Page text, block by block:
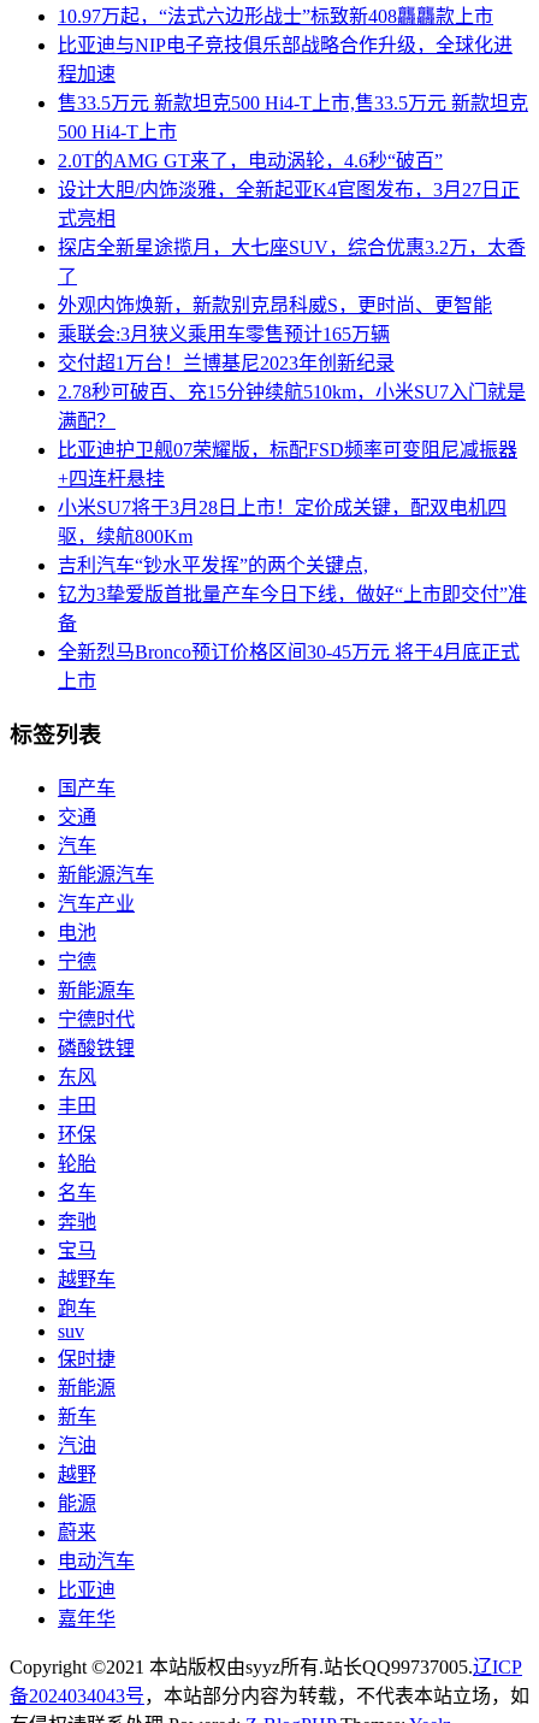
10.97万起，“法式六边形战士”标致新408龘龘款上市
比亚迪与NIP电子竞技俱乐部战略合作升级，全球化进
程加速
售33.5万元 新款坦克500 Hi4-T上市,售33.5万元 新款坦克
500 Hi4-T上市
2.0T的AMG GT来了，电动涡轮，4.6秒“破百”
设计大胆/内饰淡雅，全新起亚K4官图发布，3月27日正
式亮相
探店全新星途揽月，大七座SUV，综合优惠3.2万，太香
了
外观内饰焕新，新款别克昂科威S，更时尚、更智能
乘联会:3月狭义乘用车零售预计165万辆
交付超1万台！兰博基尼2023年创新纪录
2.78秒可破百、充15分钟续航510km，小米SU7入门就是
满配？
比亚迪护卫舰07荣耀版，标配FSD频率可变阻尼减振器
+四连杆悬挂
小米SU7将于3月28日上市！定价成关键，配双电机四
驱，续航800Km
吉利汽车“钞水平发挥”的两个关键点,
钇为3挚爱版首批量产车今日下线，做好“上市即交付”准
备
全新烈马Bronco预订价格区间30-45万元 将于4月底正式
上市
标签列表
国产车
交通
汽车
新能源汽车
汽车产业
电池
宁德
新能源车
宁德时代
磷酸铁锂
东风
丰田
环保
轮胎
名车
奔驰
宝马
越野车
跑车
suv
保时捷
新能源
新车
汽油
越野
能源
蔚来
电动汽车
比亚迪
嘉年华
Copyright ©2021 本站版权由syyz所有.站长QQ99737005.辽ICP
备2024034043号，本站部分内容为转载，不代表本站立场，如